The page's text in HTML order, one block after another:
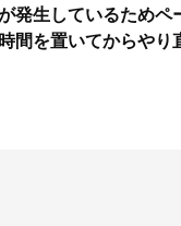
発生しているためペ
間を置いてからやり